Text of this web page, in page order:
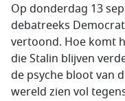
Op donderdag 13
debatreeks
vertoond. Hoe komt
die Stalin blijven
de psyche bloot van
wereld zien vol